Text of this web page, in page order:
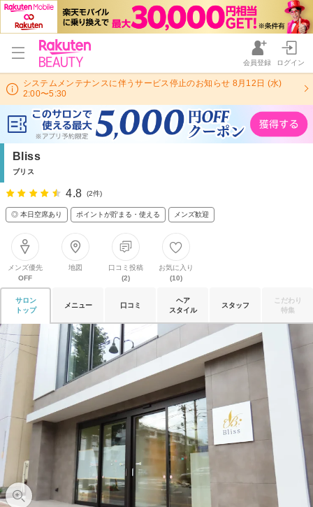
会員登録 ログイン
システムメンテナンスに伴うサービス停止のお知らせ 8月12日 (水)
2:00〜5:30
Bliss
ブリス
4.8 (2件)
◎ 本日空席あり ポイントが貯まる・使える メンズ歓迎
メンズ優先
OFF
地図
口コミ投稿
(2)
お気に入り
(10)
サロン
トップ
メニュー 口コミ
ヘア
スタイル
スタッフ
こだわり
特集